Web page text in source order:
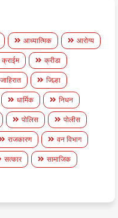
आध्यात्मिक
आरोग्य
क्राईम
क्रीडा
जाहिरात
जिल्हा
धार्मिक
निधन
पोलिस
पोलीस
राजकारण
वन विभाग
सत्कार
सामाजिक